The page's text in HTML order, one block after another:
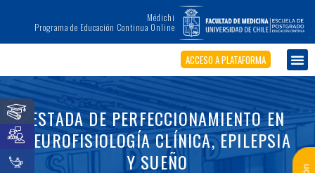
Médichi
Programa de Educación Continua Online
ACCESO A PLATAFORMA
ESTADA DE PERFECCIONAMIENTO EN
NEUROFISIOLOGÍA CLÍNICA, EPILEPSIA
Y SUEÑO